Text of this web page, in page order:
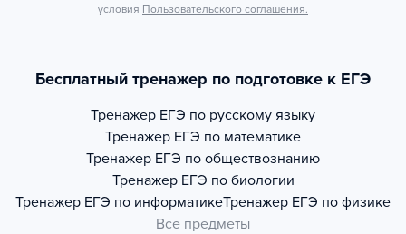
условия Пользовательского соглашения.
Бесплатный тренажер по подготовке к ЕГЭ
Тренажер ЕГЭ по русскому языку
Тренажер ЕГЭ по математике
Тренажер ЕГЭ по обществознанию
Тренажер ЕГЭ по биологии
Тренажер ЕГЭ по информатикеТренажер ЕГЭ по физике
Все предметы